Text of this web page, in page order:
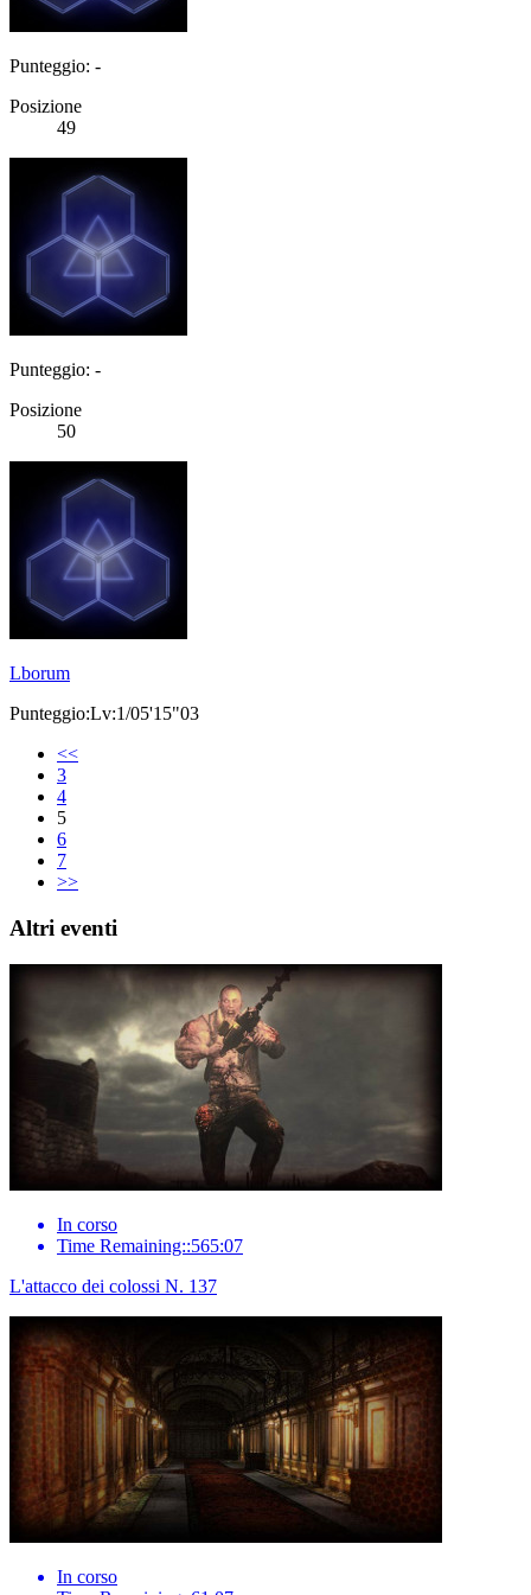
Punteggio: -
Posizione
49
Punteggio: -
Posizione
50
Lborum
Punteggio:Lv:1/05'15"03
<<
3
4
5
6
7
>>
Altri eventi
In corso
Time Remaining::565:07
L'attacco dei colossi N. 137
In corso